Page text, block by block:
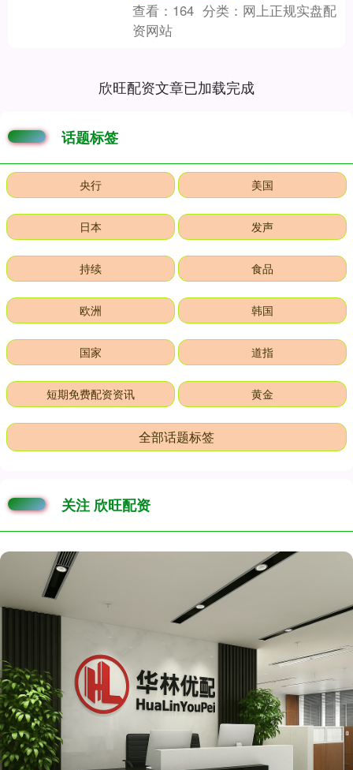
查看： 164 分类： 网上正规实盘配
资网站
欣旺配资文章已加载完成
话题标签
央行 美国
日本 发声
持续 食品
欧洲 韩国
国家 道指
短期免费配资资讯 黄金
全部话题标签
关注 欣旺配资